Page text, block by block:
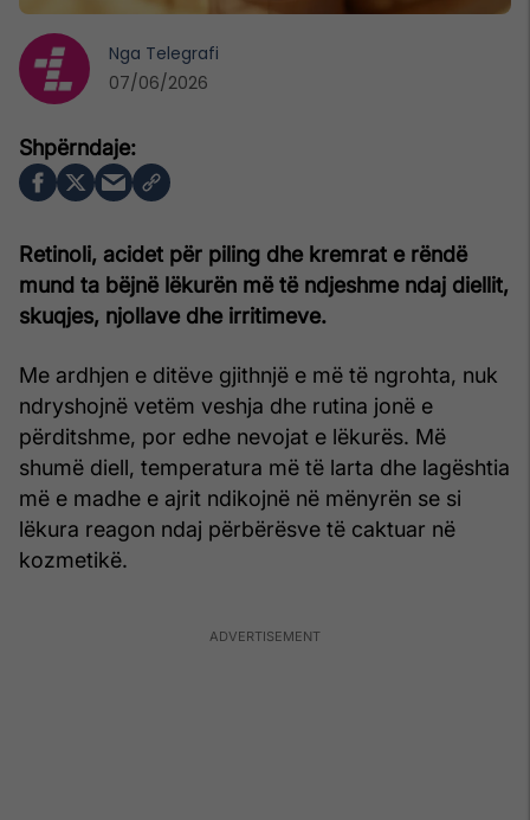
Retinoli, acidet për piling dhe kremrat e rëndë
mund ta bëjnë lëkurën më të ndjeshme ndaj diellit,
skuqjes, njollave dhe irritimeve.
Me ardhjen e ditëve gjithnjë e më të ngrohta, nuk
ndryshojnë vetëm veshja dhe rutina jonë e
përditshme, por edhe nevojat e lëkurës. Më
shumë diell, temperatura më të larta dhe lagështia
më e madhe e ajrit ndikojnë në mënyrën se si
lëkura reagon ndaj përbërësve të caktuar në
kozmetikë.
Nga Telegrafi
07/06/2026